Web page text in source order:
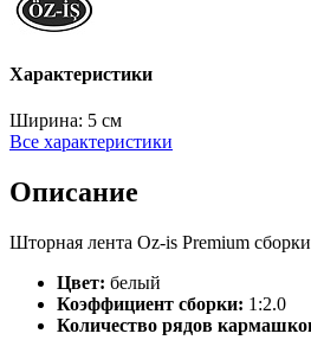
Характеристики
Ширина: 5 см
Все характеристики
Описание
Шторная лента Oz-is Premium
Цвет: белый
Коэффициент сборки: 1:2.0
Количество рядов